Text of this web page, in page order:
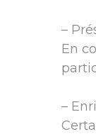
–
En
–